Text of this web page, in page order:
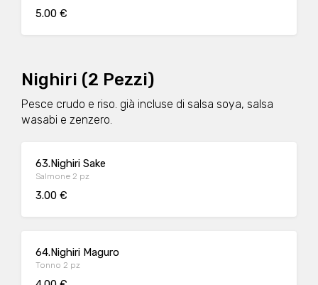
5.00 €
Nighiri (2 Pezzi)
Pesce crudo e riso. già incluse di salsa soya, salsa
wasabi e zenzero.
63.Nighiri Sake
Salmone 2 pz
3.00 €
64.Nighiri Maguro
Tonno 2 pz